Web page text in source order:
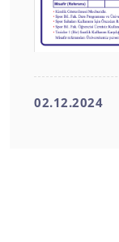
02.12.2024